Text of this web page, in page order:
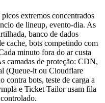
extremos concentrados
de lineup, evento-dia. As
banco de dados
cache, bots competindo com
minuto fora do ar custa
camadas de proteção: CDN,
(Queue-it ou Cloudflare
contra bots, teste de carga a
e Ticket Tailor usam fila